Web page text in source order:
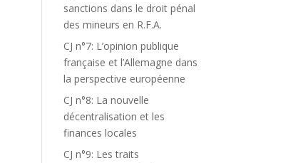
sanctions dans le droit pénal
des mineurs en R.F.A.
CJ n°7: L’opinion publique
française et l’Allemagne dans
la perspective européenne
CJ n°8: La nouvelle
décentralisation et les
finances locales
CJ n°9: Les traits